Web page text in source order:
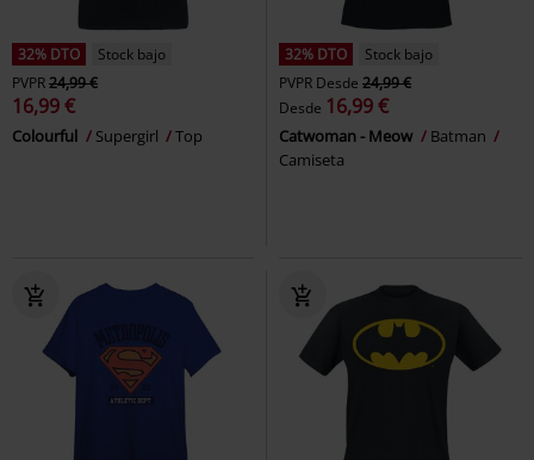
32% DTO
Stock bajo
PVPR24,99 €
16,99 €
Colourful Supergirl Top
32% DTO
Stock bajo
PVPR Desde 24,99 €
Desde 16,99 €
Catwoman - Meow
Batman
Camiseta